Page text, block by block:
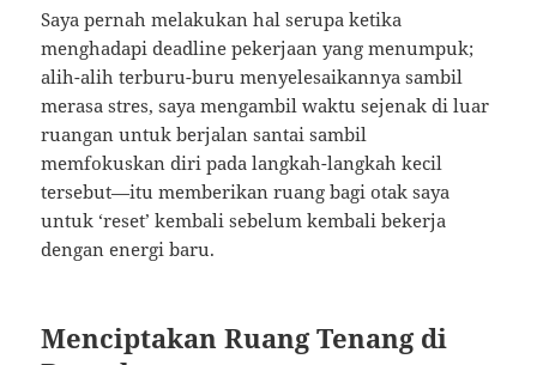
Saya pernah melakukan hal serupa ketika
menghadapi deadline pekerjaan yang menumpuk;
alih-alih terburu-buru menyelesaikannya sambil
merasa stres, saya mengambil waktu sejenak di luar
ruangan untuk berjalan santai sambil
memfokuskan diri pada langkah-langkah kecil
tersebut—itu memberikan ruang bagi otak saya
untuk ‘reset’ kembali sebelum kembali bekerja
dengan energi baru.
Menciptakan Ruang Tenang di